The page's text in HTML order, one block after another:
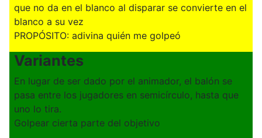
que no da en el blanco al disparar se convierte en el
blanco a su vez
PROPÓSITO: adivina quién me golpeó
Variantes
En lugar de ser dado por el animador, el balón se
pasa entre los jugadores en semicírculo, hasta que
uno lo tira.
Golpear cierta parte del objetivo